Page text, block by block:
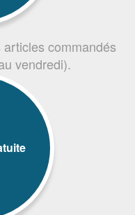
commandés
vendredi).